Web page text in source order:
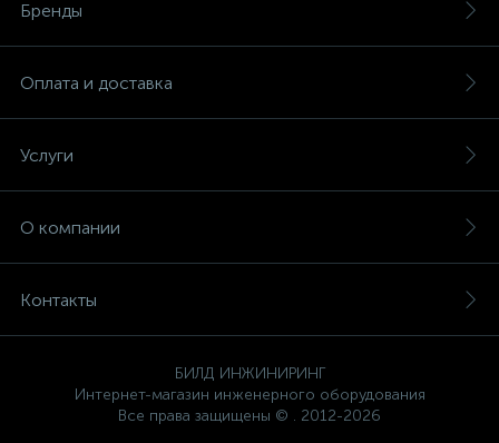
Бренды
Оплата и доставка
Услуги
О компании
Контакты
БИЛД ИНЖИНИРИНГ
Интернет-магазин инженерного оборудования
Все права защищены © . 2012-2026